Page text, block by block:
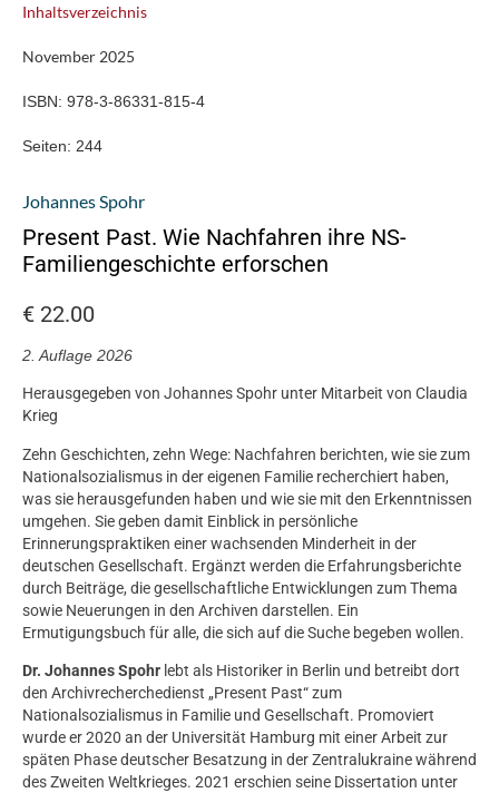
Inhaltsverzeichnis
November 2025
ISBN: 978-3-86331-815-4
Seiten: 244
Johannes Spohr
Present Past. Wie Nachfahren ihre NS-
Familiengeschichte erforschen
€ 22.00
2. Auflage 2026
Herausgegeben von Johannes Spohr unter Mitarbeit von Claudia
Krieg
Zehn Geschichten, zehn Wege: Nachfahren berichten, wie sie zum
Nationalsozialismus in der eigenen Familie recherchiert haben,
was sie herausgefunden haben und wie sie mit den Erkenntnissen
umgehen. Sie geben damit Einblick in persönliche
Erinnerungspraktiken einer wachsenden Minderheit in der
deutschen Gesellschaft. Ergänzt werden die Erfahrungsberichte
durch Beiträge, die gesellschaftliche Entwicklungen zum Thema
sowie Neuerungen in den Archiven darstellen. Ein
Ermutigungsbuch für alle, die sich auf die Suche begeben wollen.
Dr. Johannes Spohr lebt als Historiker in Berlin und betreibt dort
den Archivrecherchedienst „Present Past“ zum
Nationalsozialismus in Familie und Gesellschaft. Promoviert
wurde er 2020 an der Universität Hamburg mit einer Arbeit zur
späten Phase deutscher Besatzung in der Zentralukraine während
des Zweiten Weltkrieges. 2021 erschien seine Dissertation unter